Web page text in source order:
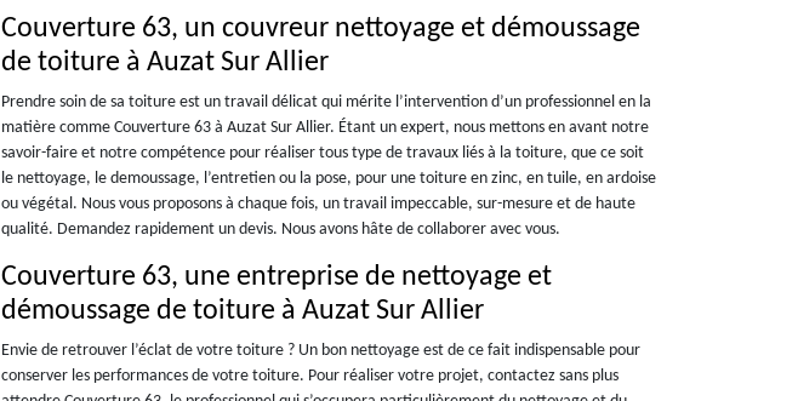
Couverture 63, un couvreur nettoyage et démoussage
de toiture à Auzat Sur Allier
Prendre soin de sa toiture est un travail délicat qui mérite l’intervention d’un professionnel en la
matière comme Couverture 63 à Auzat Sur Allier. Étant un expert, nous mettons en avant notre
savoir-faire et notre compétence pour réaliser tous type de travaux liés à la toiture, que ce soit
le nettoyage, le demoussage, l’entretien ou la pose, pour une toiture en zinc, en tuile, en ardoise
ou végétal. Nous vous proposons à chaque fois, un travail impeccable, sur-mesure et de haute
qualité. Demandez rapidement un devis. Nous avons hâte de collaborer avec vous.
Couverture 63, une entreprise de nettoyage et
démoussage de toiture à Auzat Sur Allier
Envie de retrouver l’éclat de votre toiture ? Un bon nettoyage est de ce fait indispensable pour
conserver les performances de votre toiture. Pour réaliser votre projet, contactez sans plus